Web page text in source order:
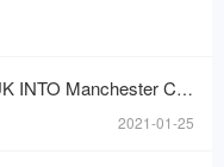
Manchester Centre
2021-01-25